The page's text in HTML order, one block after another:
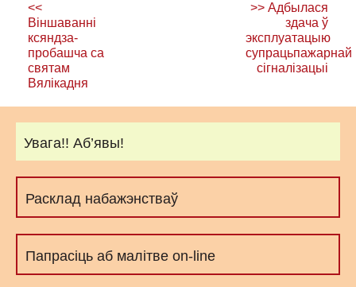
Увага!! Аб’явы!
Расклад набажэнстваў
Папрасіць аб малітве on-line
па
запісах
<<
Віншаванні
ксяндза-
пробашча са
святам
Вялікадня
>> Адбылася
здача ў
эксплуатацыю
супрацьпажарнай
сігналізацыі